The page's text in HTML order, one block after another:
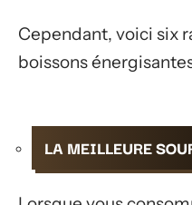
Cependant, voici six
boissons
LA MEILLEURE